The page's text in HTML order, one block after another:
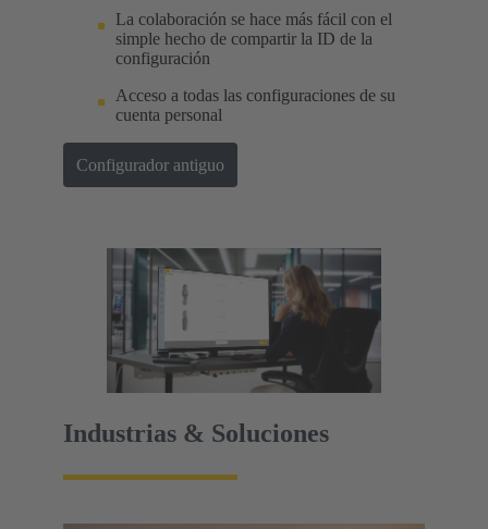
La colaboración se hace más fácil con el
simple hecho de compartir la ID de la
configuración
Acceso a todas las configuraciones de su
cuenta personal
Configurador antiguo
Industrias & Soluciones